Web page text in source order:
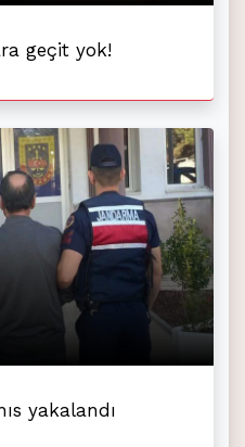
geçit yok!
yakalandı